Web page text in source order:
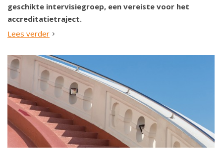
geschikte intervisiegroep, een vereiste voor het
accreditatietraject.
Lees verder